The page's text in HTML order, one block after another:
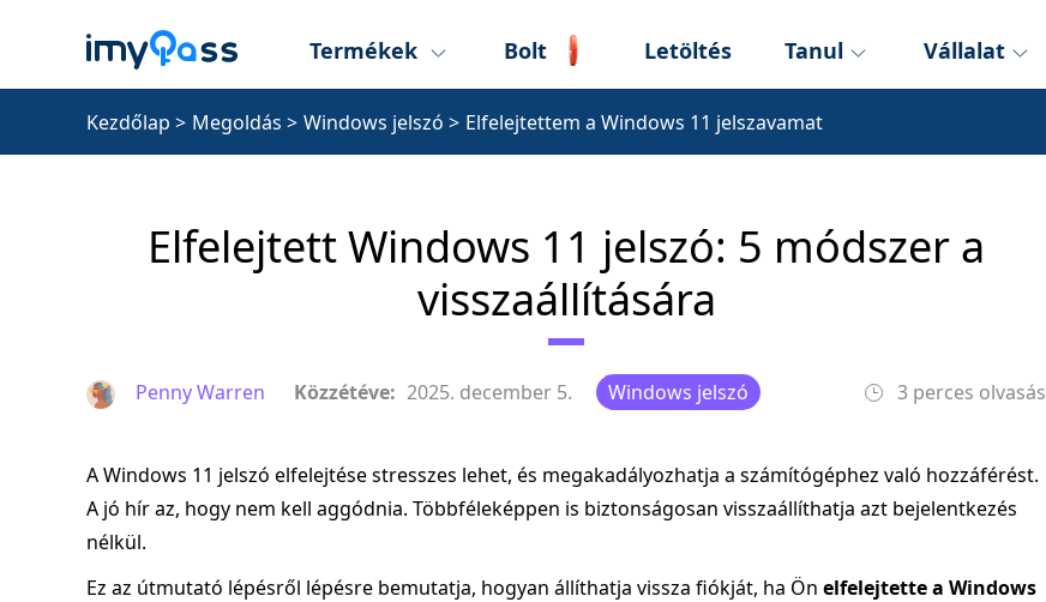
Termékek Bolt Letöltés Tanul Vállalat
Kezdőlap > Megoldás > Windows jelszó > Elfelejtettem a Windows 11 jelszavamat
Elfelejtett Windows 11 jelszó: 5 módszer a
visszaállítására
Penny Warren Közzétéve: 2025. december 5. Windows jelszó 3 perces olvasás
A Windows 11 jelszó elfelejtése stresszes lehet, és megakadályozhatja a számítógéphez való hozzáférést.
A jó hír az, hogy nem kell aggódnia. Többféleképpen is biztonságosan visszaállíthatja azt bejelentkezés
nélkül.
Ez az útmutató lépésről lépésre bemutatja, hogyan állíthatja vissza fiókját, ha Ön elfelejtette a Windows